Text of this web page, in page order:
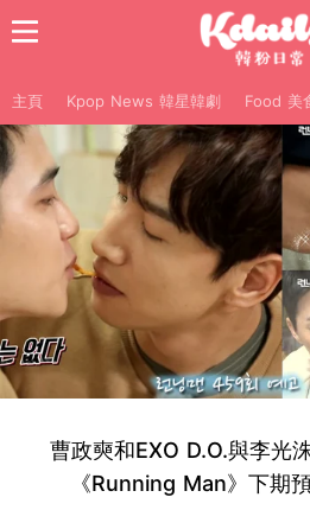
主頁 Kpop News 韓星韓劇 Food 美
曹政奭和EXO D.O.與李光
《Running Man》下期